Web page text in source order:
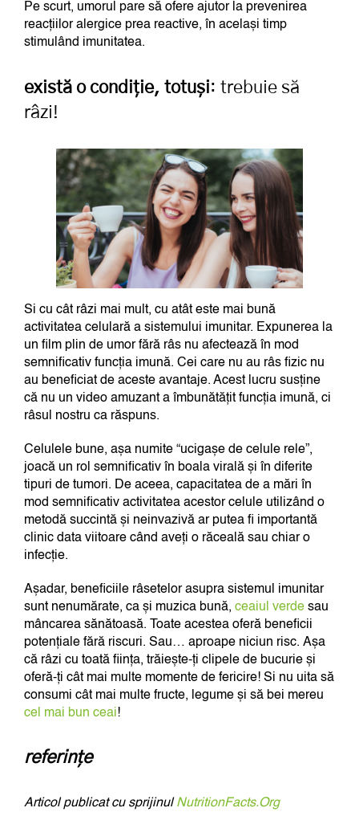
Pe scurt, umorul pare să ofere ajutor la prevenirea
reacțiilor alergice prea reactive, în același timp
stimulând imunitatea.
există o condiție, totuși: trebuie să
râzi!
Si cu cât râzi mai mult, cu atât este mai bună
activitatea celulară a sistemului imunitar. Expunerea la
un film plin de umor fără râs nu afectează în mod
semnificativ funcția imună. Cei care nu au râs fizic nu
au beneficiat de aceste avantaje. Acest lucru susține
că nu un video amuzant a îmbunătățit funcția imună, ci
râsul nostru ca răspuns.
Celulele bune, așa numite “ucigașe de celule rele”,
joacă un rol semnificativ în boala virală și în diferite
tipuri de tumori. De aceea, capacitatea de a mări în
mod semnificativ activitatea acestor celule utilizând o
metodă succintă și neinvazivă ar putea fi importantă
clinic data viitoare când aveți o răceală sau chiar o
infecție.
Așadar, beneficiile râsetelor asupra sistemul imunitar
sunt nenumărate, ca și muzica bună, ceaiul verdesau
mâncarea sănătoasă. Toate acestea oferă beneficii
potențiale fără riscuri. Sau… aproape niciun risc. Așa
că râzi cu toată ființa, trăiește-ți clipele de bucurie și
oferă-ți cât mai multe momente de fericire! Si nu uita să
consumi cât mai multe fructe, legume și să bei mereu
cel mai bun ceai!
referințe
Articol publicat cu sprijinul NutritionFacts.Org